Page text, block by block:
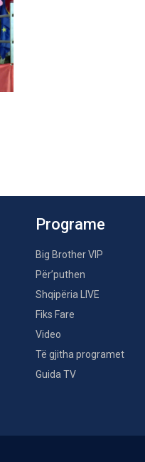
Programe
Big Brother VIP
Për’puthen
Shqipëria LIVE
Fiks Fare
Video
Të gjitha programet
Guida TV